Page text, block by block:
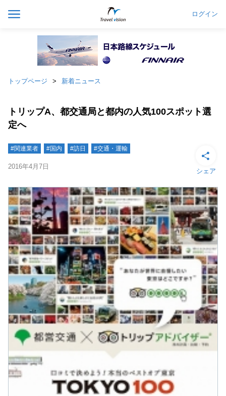
ログイン
トップページ 新着ニュース
トリップA、都交通局と都内の人気100スポット選
定へ
#関連業者 #国内 #訪日 #交通・運輸
2016年4月7日
シェア